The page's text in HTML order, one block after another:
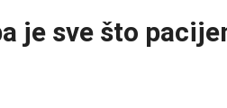
je sve što